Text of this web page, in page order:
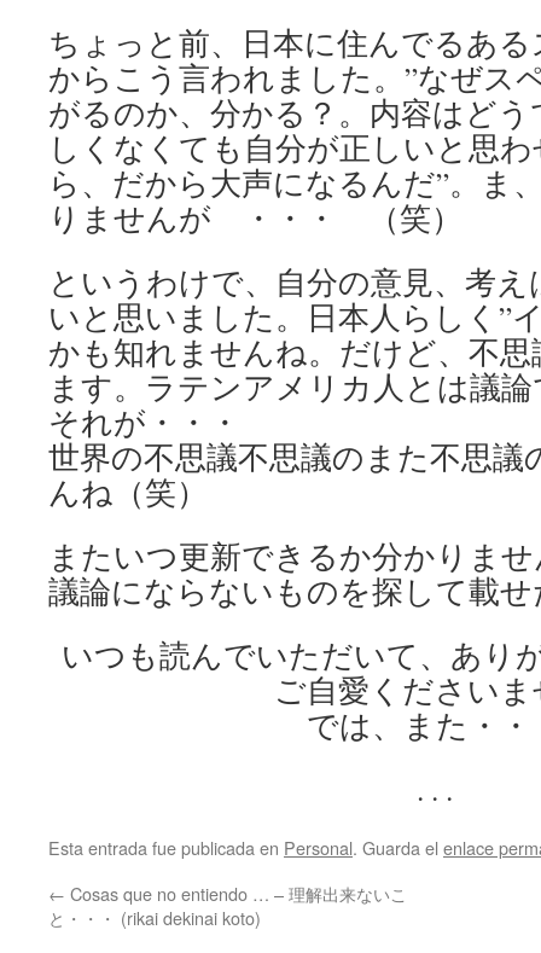
ちょっと前、日本に住んでるあ
からこう言われました。”なぜス
がるのか、分かる？。内容はど
しくなくても自分が正しいと思
ら、だから大声になるんだ”。ま
りませんが ・・・ （笑）
というわけで、自分の意見、考
いと思いました。日本人らしく”
かも知れませんね。だけど、不
ます。ラテンアメリカ人とは議
それが・・・
世界の不思議不思議のまた不思
んね（笑）
またいつ更新できるか分かりま
議論にならないものを探して載
いつも読んでいただいて、あり
ご自愛くださいま
では、また・・
. . .
Esta entrada fue publicada en Personal. Guarda el enlace
← Cosas que no entiendo … – 理解出来ないこ
と・・・ (rikai dekinai koto)